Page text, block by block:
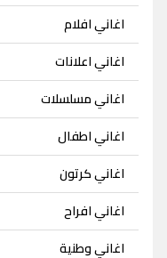
اغاني افلام
اغاني اعلانات
اغاني مسلسلات
اغاني اطفال
اغاني كرتون
اغاني افراح
اغاني وطنية